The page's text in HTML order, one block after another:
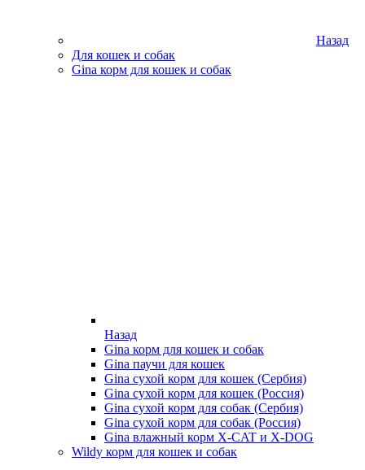
Назад
Для кошек и собак
Gina корм для кошек и собак
Назад
Gina корм для кошек и собак
Gina паучи для кошек
Gina сухой корм для кошек (Сербия)
Gina сухой корм для кошек (Россия)
Gina сухой корм для собак (Сербия)
Gina сухой корм для собак (Россия)
Gina влажный корм X-CAT и X-DOG
Wildy корм для кошек и собак